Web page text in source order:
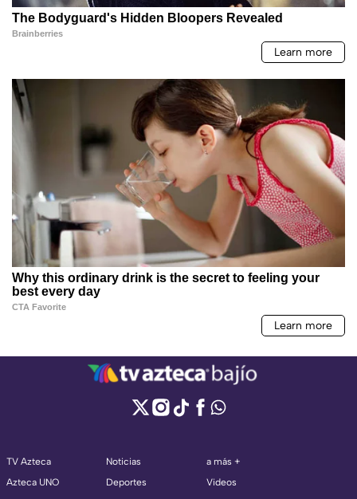
TV Azteca
Azteca UNO
Noticias
Deportes
a más +
Videos